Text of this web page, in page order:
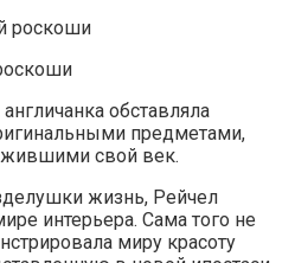
обставляла
предметами,
свой век.
жизнь, Рейчел
интерьера. Сама того не
миру красоту